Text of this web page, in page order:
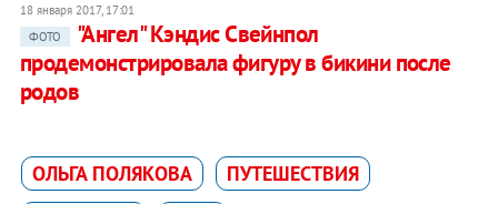
18 января 2017, 17:01
ФОТО
"Ангел" Кэндис Свейнпол
продемонстрировала фигуру в бикини после
родов
ОЛЬГА ПОЛЯКОВА
ПУТЕШЕСТВИЯ